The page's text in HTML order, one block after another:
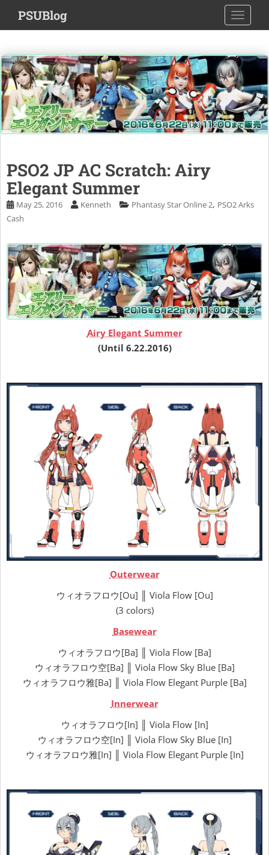
i
t
o
m
a
n
PSUBlog
PSO2 JP AC Scratch: Airy
Elegant Summer
May 25, 2016 Kenneth Phantasy Star Online 2, PSO2 Arks
Cash
Airy Elegant Summer
(Until 6.22.2016)
Outerwear
ウィオラフロウ[Ou] ║ Viola Flow [Ou]
(3 colors)
Basewear
ウィオラフロウ[Ba] ║ Viola Flow [Ba]
ウィオラフロウ空[Ba] ║ Viola Flow Sky Blue [Ba]
ウィオラフロウ雅[Ba] ║ Viola Flow Elegant Purple [Ba]
Innerwear
ウィオラフロウ[In] ║ Viola Flow [In]
ウィオラフロウ空[In] ║ Viola Flow Sky Blue [In]
ウィオラフロウ雅[In] ║ Viola Flow Elegant Purple [In]